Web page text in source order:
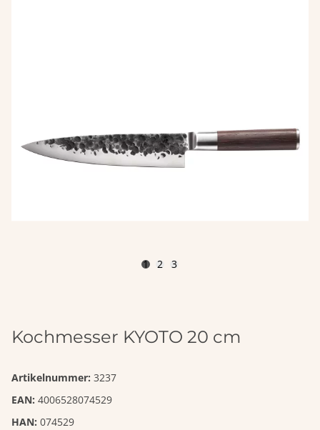
1 2 3
Kochmesser KYOTO 20 cm
Artikelnummer: 3237
EAN: 4006528074529
HAN: 074529